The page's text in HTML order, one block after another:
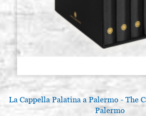
La Cappella Palatina a Palermo - The
Palermo